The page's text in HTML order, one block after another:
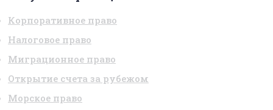
Корпоративное право
Налоговое право
Миграционное право
Открытие счета за рубежом
Морское право